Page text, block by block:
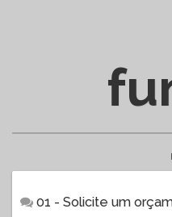
01 - Solicite um